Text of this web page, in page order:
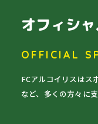
オフィシ
OFFICIAL
FCアルコイリスはス
など、多くの方々に